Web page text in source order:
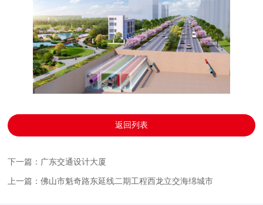
返回列表
下一篇：广东交通设计大厦
上一篇：佛山市魁奇路东延线二期工程西龙立交海绵城市